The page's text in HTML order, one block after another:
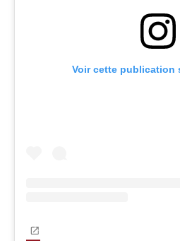
Voir cette publication